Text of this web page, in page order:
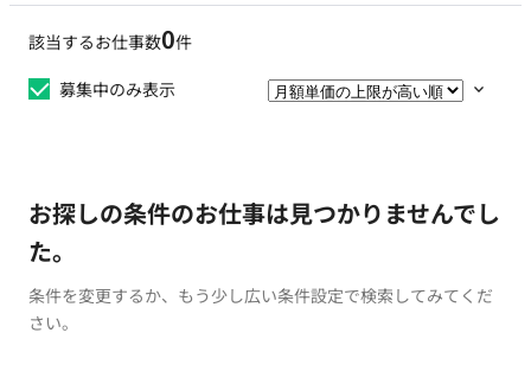
該当するお仕事数0件
募集中のみ表示
お探しの条件のお仕事は見つかりませんでし
た。
条件を変更するか、もう少し広い条件設定で検索してみてくだ
さい。